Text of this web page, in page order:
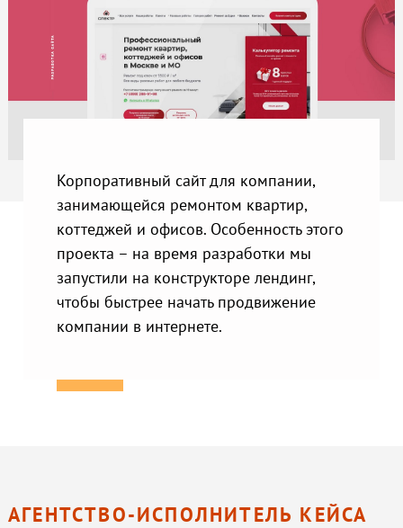
Корпоративный сайт для компании,
занимающейся ремонтом квартир,
коттеджей и офисов. Особенность этого
проекта – на время разработки мы
запустили на конструкторе лендинг,
чтобы быстрее начать продвижение
компании в интернете.
АГЕНТСТВО-ИСПОЛНИТЕЛЬ КЕЙСА